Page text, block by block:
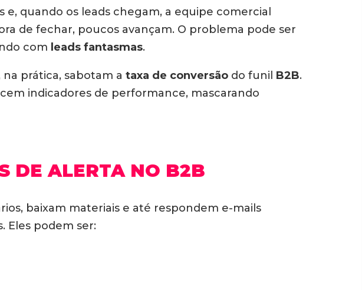
quando os leads chegam, a equipe comercial
de fechar, poucos avançam. O problema pode ser
com leads fantasmas.
prática, sabotam a taxa de conversão do funil B2B.
indicadores de performance, mascarando
DE ALERTA NO B2B
baixam materiais e até respondem e-mails
Eles podem ser: